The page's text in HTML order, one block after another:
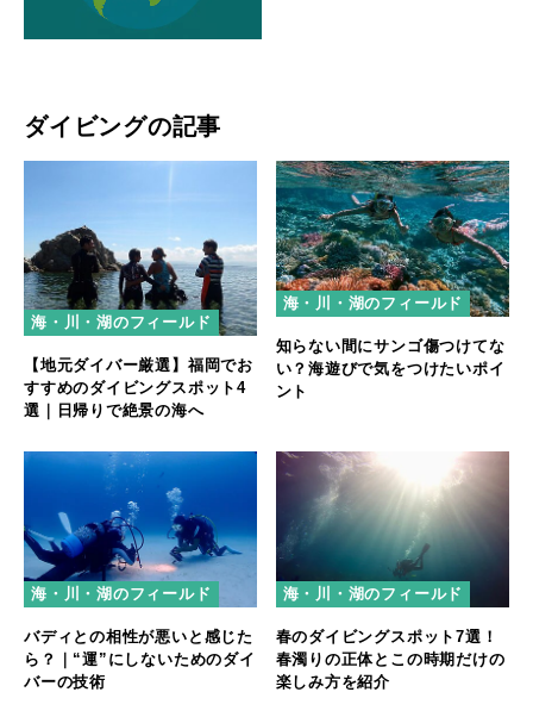
ダイビングの記事
海・川・湖のフィールド
【地元ダイバー厳選】福岡でお
すすめのダイビングスポット4
選｜日帰りで絶景の海へ
海・川・湖のフィールド
知らない間にサンゴ傷つけてな
い？海遊びで気をつけたいポイ
ント
海・川・湖のフィールド
バディとの相性が悪いと感じた
ら？｜“運”にしないためのダイ
バーの技術
海・川・湖のフィールド
春のダイビングスポット7選！
春濁りの正体とこの時期だけの
楽しみ方を紹介